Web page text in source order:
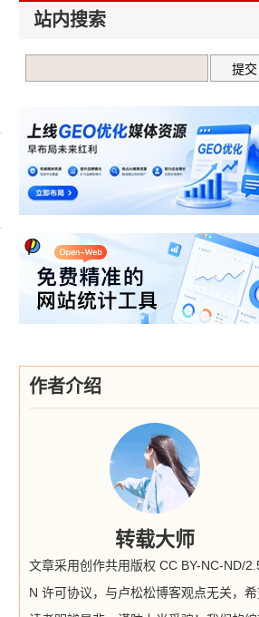
站内搜索
作者介绍
转载大师
文章采用创作共用版权 CC BY-NC-ND/
N 许可协议，与卢松松博客观点无关，